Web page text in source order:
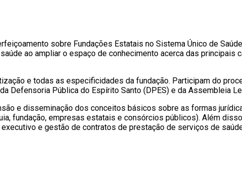
sobre Fundações Estatais no Sistema Único de
ao ampliar o espaço de conhecimento acerca das
e todas as especificidades da fundação. Participam do
Defensoria Pública do Espírito Santo (DPES) e da Assembleia
e disseminação dos conceitos básicos sobre as formas
fundação, empresas estatais e consórcios públicos). Além
e gestão de contratos de prestação de serviços de